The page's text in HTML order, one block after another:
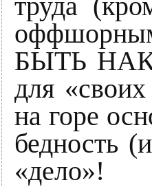
БЫТЬ
для
на горе
бедность
«дело»!